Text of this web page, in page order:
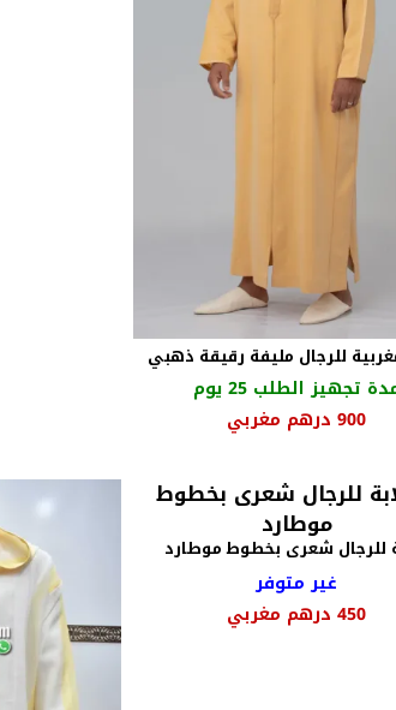
للرجال مليفة رقيقة ذهبي
تجهيز الطلب 25 يوم
السعر
1000 درهم
مغربي.
900 درهم مغربيالسعر
900 درهم
للرجال شعرى بخطوط موطارد
غير متوفر
450 درهم مغربي